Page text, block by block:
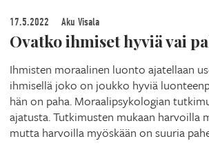
17.5.2022 Aku Visala
Ovatko ihmiset hyviä vai
Ihmisten moraalinen luonto ajatellaan
ihmisellä joko on joukko hyviä
hän on paha. Moraalipsykologian
ajatusta. Tutkimusten mukaan harvoilla
mutta harvoilla myöskään on suuria